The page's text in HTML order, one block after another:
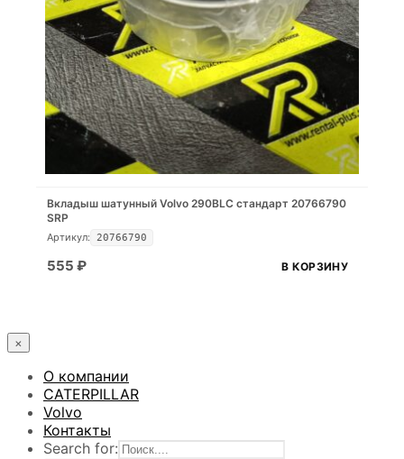
Вкладыш шатунный Volvo 290BLC стандарт 20766790
SRP
Артикул: 20766790
555 ₽ В КОРЗИНУ
×
О компании
CATERPILLAR
Volvo
Контакты
Search for: